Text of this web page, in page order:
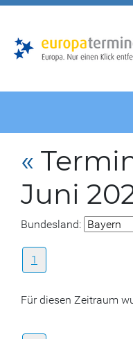
«
Juni
Bundesland:
1
Für diesen Zeitraum